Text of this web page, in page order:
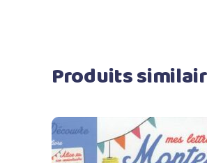
Produits